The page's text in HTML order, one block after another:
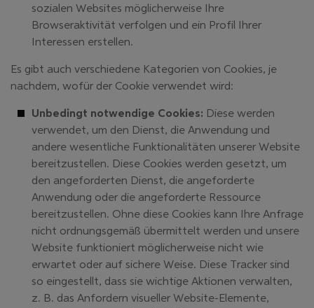
sozialen Websites möglicherweise Ihre
Browseraktivität verfolgen und ein Profil Ihrer
Interessen erstellen.
Es gibt auch verschiedene Kategorien von Cookies, je
nachdem, wofür der Cookie verwendet wird:
Unbedingt notwendige Cookies: Diese werden
verwendet, um den Dienst, die Anwendung und
andere wesentliche Funktionalitäten unserer Website
bereitzustellen. Diese Cookies werden gesetzt, um
den angeforderten Dienst, die angeforderte
Anwendung oder die angeforderte Ressource
bereitzustellen. Ohne diese Cookies kann Ihre Anfrage
nicht ordnungsgemäß übermittelt werden und unsere
Website funktioniert möglicherweise nicht wie
erwartet oder auf sichere Weise. Diese Tracker sind
so eingestellt, dass sie wichtige Aktionen verwalten,
z. B. das Anfordern visueller Website-Elemente,